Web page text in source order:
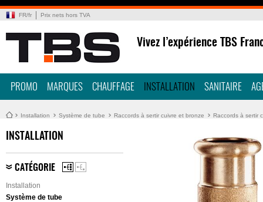
FR/fr Prix nets hors TVA
Vivez l’expérience TBS
PROMO MARQUES CHAUFFAGE INSTALLATION SANITAIRE
Installation Système de tube Raccords à sertir cuivre et bronze Raccords à sertir
INSTALLATION
CATÉGORIE
Installation
Système de tube